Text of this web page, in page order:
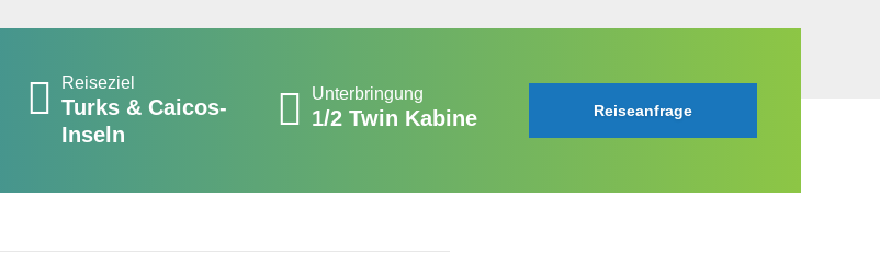
Reiseziel
Turks & Caicos-
Inseln
Unterbringung
1/2 Twin Kabine Reiseanfrage